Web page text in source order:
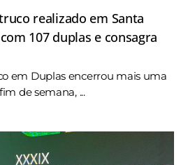
truco realizado em Santa
107 duplas e consagra
em Duplas encerrou mais uma
de semana, ...